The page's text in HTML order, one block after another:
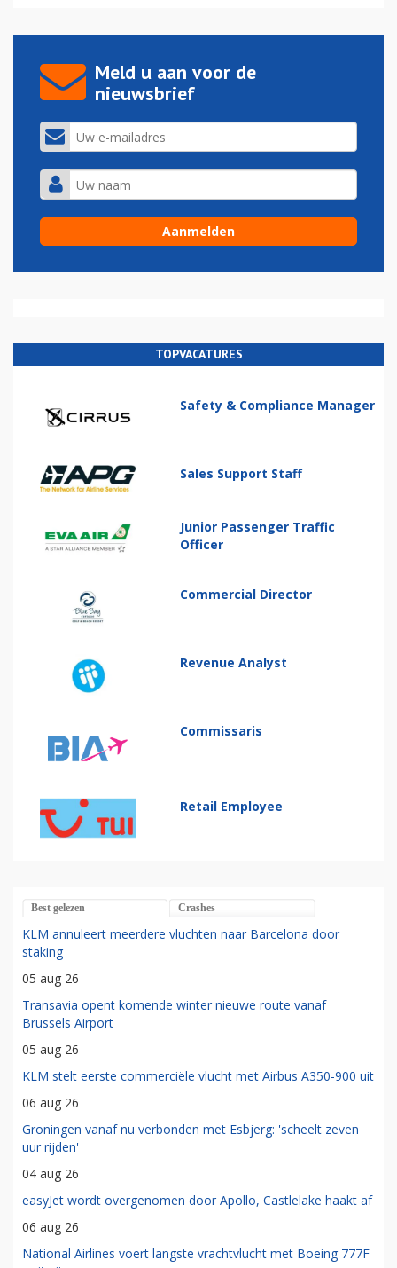
Meld u aan voor de
nieuwsbrief
TOPVACATURES
Safety & Compliance Manager
Sales Support Staff
Junior Passenger Traffic
Officer
Commercial Director
Revenue Analyst
Commissaris
Retail Employee
Best gelezen Crashes
KLM annuleert meerdere vluchten naar Barcelona door
staking
05 aug 26
Transavia opent komende winter nieuwe route vanaf
Brussels Airport
05 aug 26
KLM stelt eerste commerciële vlucht met Airbus A350-900 uit
06 aug 26
Groningen vanaf nu verbonden met Esbjerg: 'scheelt zeven
uur rijden'
04 aug 26
easyJet wordt overgenomen door Apollo, Castlelake haakt af
06 aug 26
National Airlines voert langste vrachtvlucht met Boeing 777F